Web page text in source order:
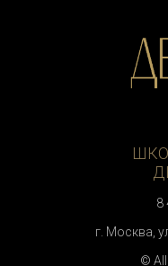
8
г. Москва,
© All